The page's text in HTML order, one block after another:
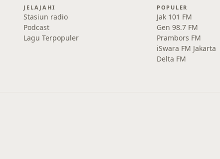
JELAJAHI
Stasiun radio
Podcast
Lagu Terpopuler
POPULER
Jak 101 FM
Gen 98.7 FM
Prambors FM
iSwara FM Jakarta
Delta FM